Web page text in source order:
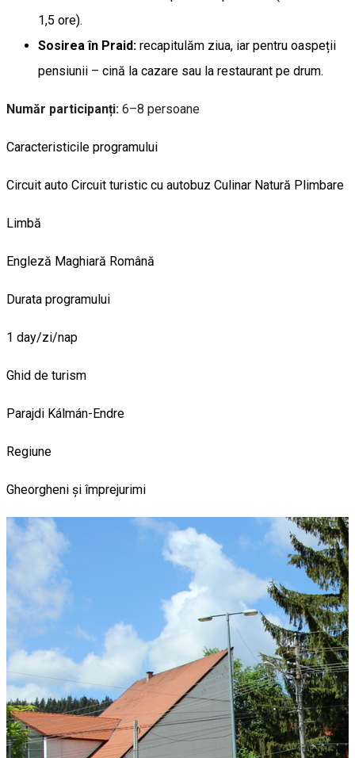
1,5 ore).
Sosirea în Praid: recapitulăm ziua, iar pentru oaspeții
pensiunii – cină la cazare sau la restaurant pe drum.
Număr participanți: 6–8 persoane
Caracteristicile programului
Circuit auto Circuit turistic cu autobuz Culinar Natură Plimbare
Limbă
Engleză Maghiară Română
Durata programului
1 day/zi/nap
Ghid de turism
Parajdi Kálmán-Endre
Regiune
Gheorgheni și împrejurimi